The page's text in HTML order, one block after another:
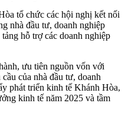
tổ chức các hội nghị kết nối
nhà đầu tư, doanh nghiệp
hỗ trợ các doanh nghiệp
ưu tiên nguồn vốn với
của nhà đầu tư, doanh
phát triển kinh tế Khánh Hòa,
kinh tế năm 2025 và tầm